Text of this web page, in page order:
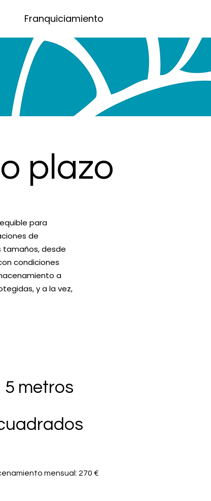
Franquiciamiento
plazo
para
de
desde
condiciones
a
y a la vez,
5 metros
mensual: 270 €